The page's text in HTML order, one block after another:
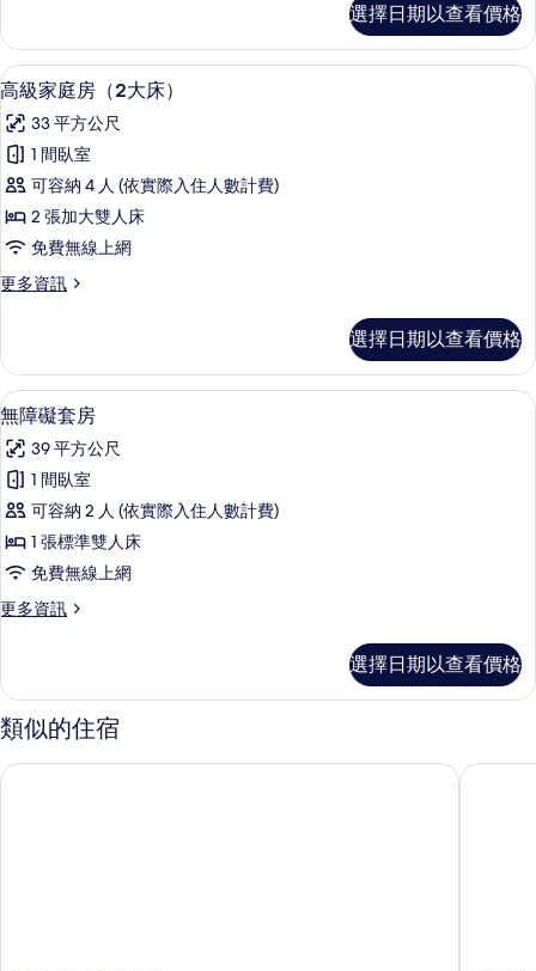
床）
的
所
有
相
片
雙
人
房
大
床）
詳
情
選擇日期以查看價格
顯
示
高
級
家
庭
房
（2
床）
的
所
有
相
片
高級家庭房（2大床） | 遮光布/窗簾
6
高級家庭房（2大床）
33 平方公尺
1 間臥室
可容納 4 人 (依實際入住人數計費)
2 張加大雙人床
免費無線上網
更多資訊
更
家
庭
房
（2
大
床）
詳
情
選擇日期以查看價格
顯
示
無
障
礙
套
房
的
有
相
片
無障礙套房 | 遮光布/窗簾、免費無線
4
無障礙套房
39 平方公尺
1 間臥室
可容納 2 人 (依實際入住人數計費)
1 張標準雙人床
免費無線上網
更多資訊
更
礙
套
房
詳
選擇日期以查看價格
類似的住宿
煙波大飯店台南館 富驛時